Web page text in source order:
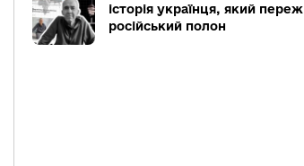
історія українця, який
російський полон